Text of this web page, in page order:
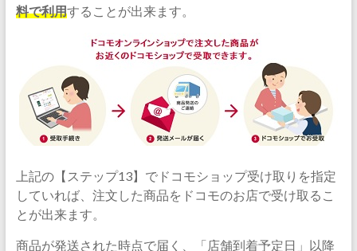
料で利用することが出来ます。
上記の【ステップ13】でドコモショップ受け取りを指定
していれば、注文した商品をドコモのお店で受け取るこ
とが出来ます。
商品が発送された時点で届く、「店舗到着予定日」以降